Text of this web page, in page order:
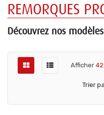
REMORQUES
Découvrez nos
Afficher 42
Trier